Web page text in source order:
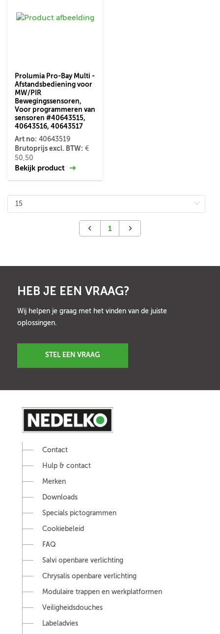
Prolumia Pro-Bay Multi -
Afstandsbediening voor
MW/PIR
Bewegingssensoren,
Voor programmeren van
sensoren #40643515,
40643516, 40643517
Art no: 40643519
Brutoprijs excl. BTW: €
50,50
Bekijk product
1
HEB JE EEN VRAAG?
Wij helpen je graag met het vinden van de juiste
oplossingen.
STEL EEN VRAAG
Contact
Hulp & contact
Merken
Downloads
Specials pictogrammen
Cookiebeleid
FAQ
Salvi openbare verlichting
Chrysalis openbare verlichting
Modulaire trappen en werkplatformen
Veiligheidsdouches
Labeladvies